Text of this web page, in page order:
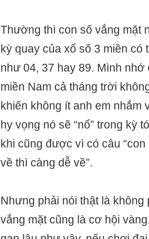
Thường thì con số vắng mặt
kỳ quay của xổ số 3 miền có
như 04, 37 hay 89. Mình nhớ
miền Nam cả tháng trời
khiến không ít anh em nhắm
hy vọng nó sẽ “nổ” trong kỳ
khi cũng được vì có câu
về thì càng dễ về”.
Nhưng phải nói thật là không
vắng mặt cũng là cơ hội